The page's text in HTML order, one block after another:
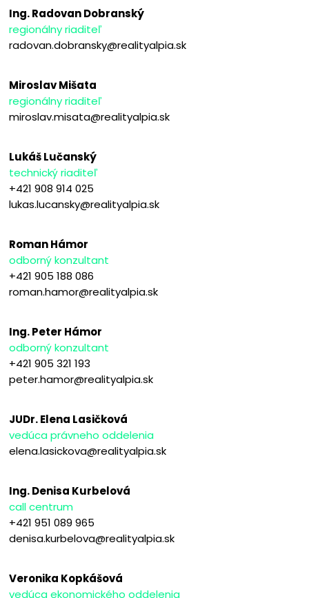
Ing. Radovan Dobranský
regionálny riaditeľ
radovan.dobransky@realityalpia.sk
Miroslav Mišata
regionálny riaditeľ
miroslav.misata@realityalpia.sk
Lukáš Lučanský
technický riaditeľ
+421 908 914 025
lukas.lucansky@realityalpia.sk
Roman Hámor
odborný konzultant
+421 905 188 086
roman.hamor@realityalpia.sk
Ing. Peter Hámor
odborný konzultant
+421 905 321 193
peter.hamor@realityalpia.sk
JUDr. Elena Lasičková
vedúca právneho oddelenia
elena.lasickova@realityalpia.sk
Ing. Denisa Kurbelová
call centrum
+421 951 089 965
denisa.kurbelova@realityalpia.sk
Veronika Kopkášová
vedúca ekonomického oddelenia